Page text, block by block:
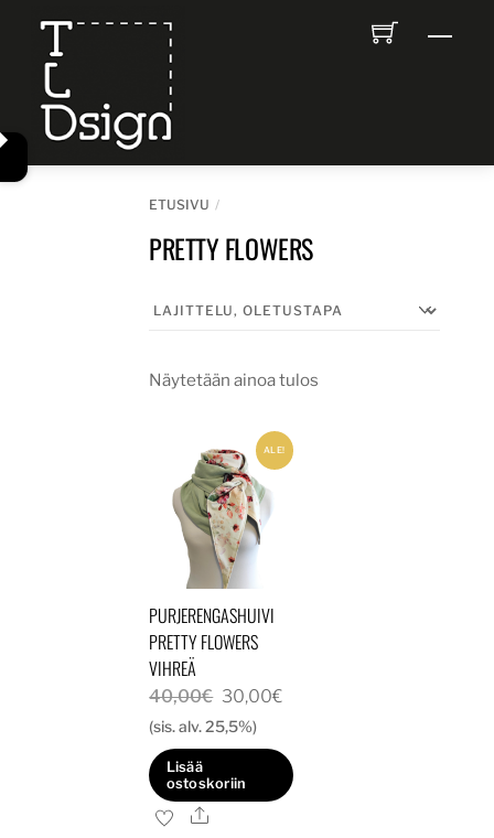
content
ETUSIVU
PRETTY FLOWERS
Näytetään ainoa tulos
ALE!
PURJERENGASHUIVI
PRETTY FLOWERS
VIHREÄ
40,00€ Alkuperäinen
hinta
oli:
40,00€.
30,00€Nykyinen
on:
30,00€.
(sis. alv. 25,5%)
Lisää
ostoskoriin
Ale